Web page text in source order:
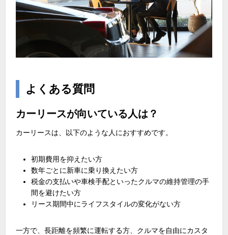
よくある質問
カーリースが向いている人は？
カーリースは、以下のような人におすすめです。
初期費用を抑えたい方
数年ごとに新車に乗り換えたい方
税金の支払いや車検手配といったクルマの維持管理の手
間を避けたい方
リース期間中にライフスタイルの変化がない方
一方で、長距離を頻繁に運転する方、クルマを自由にカスタ